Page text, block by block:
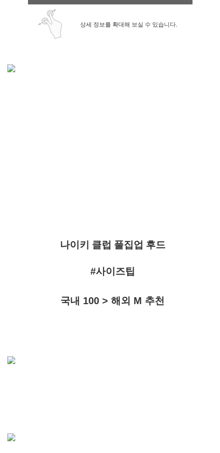
상세 정보를 확대해 보실 수 있습니다.
나이키 클럽 풀집업 후드
#사이즈팁
국내 100 > 해외 M 추천